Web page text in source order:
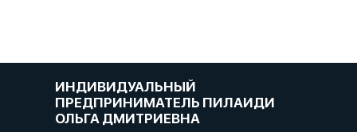
ИНДИВИДУАЛЬНЫЙ
ПРЕДПРИНИМАТЕЛЬ ПИЛАИДИ
ОЛЬГА ДМИТРИЕВНА